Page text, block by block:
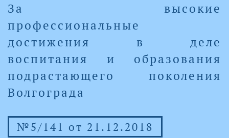
За высокие
профессиональные
достижения в деле
воспитания и образования
подрастающего поколения
Волгограда
№5/141 от 21.12.2018